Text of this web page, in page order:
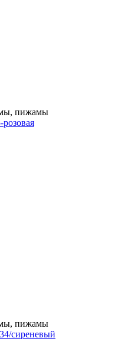
пижамы
пижамы
сиреневый